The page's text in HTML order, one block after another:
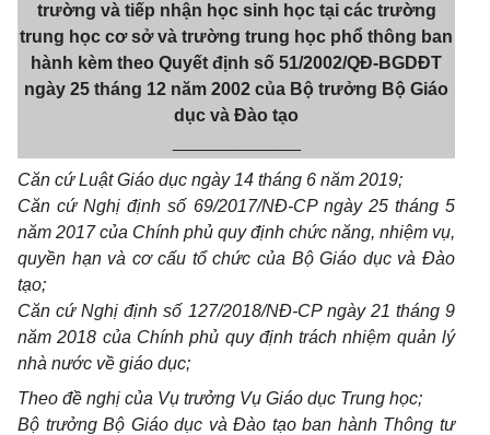
trường và tiếp nhận học sinh học tại các trường
trung học cơ sở và trường trung học phổ thông ban
hành kèm theo Quyết định số 51/2002/QĐ-BGDĐT
ngày 25 tháng 12 năm 2002 của Bộ trưởng Bộ Giáo
dục và Đào tạo
Căn cứ Luật Giáo dục ngày 14 tháng 6 năm 2019;
Căn cứ Nghị định số 69/2017/NĐ-CP ngày 25 tháng 5
năm 2017 của Chính phủ quy định chức năng, nhiệm vụ,
quyền hạn và cơ cấu tổ chức của Bộ Giáo dục và Đào
tạo;
Căn cứ Nghị định số 127/2018/NĐ-CP ngày 21 tháng 9
năm 2018 của Chính phủ quy định trách nhiệm quản lý
nhà nước về giáo dục;
Theo đề nghị của Vụ trưởng Vụ Giáo dục Trung học;
Bộ trưởng Bộ Giáo dục và Đào tạo ban hành Thông tư